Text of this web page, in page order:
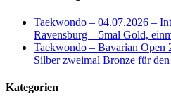
Taekwondo – 04.07.2026 –
Ravensburg – 5mal Gold,
Taekwondo – Bavarian
Silber zweimal Bronze für
Kategorien